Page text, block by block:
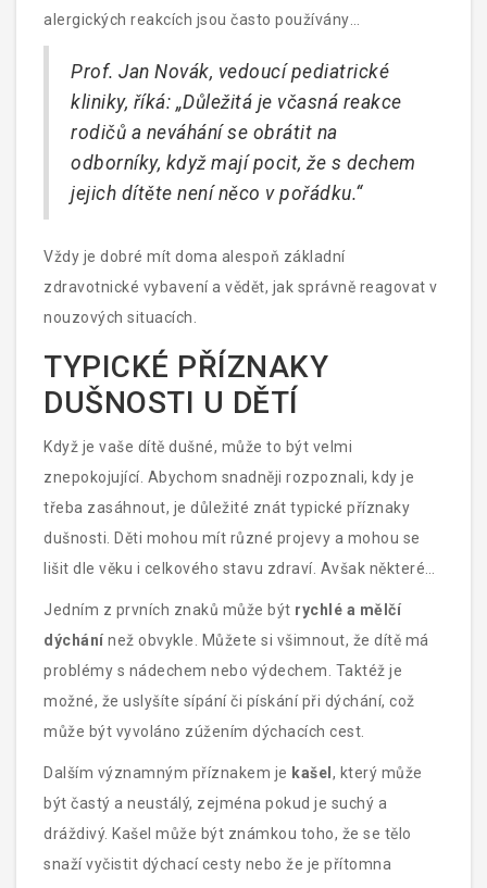
alergických reakcích jsou často používány
antihistaminika nebo adrenalinové injekce v případě
závažných stavů.
Prof. Jan Novák, vedoucí pediatrické
kliniky, říká: „Důležitá je včasná reakce
rodičů a neváhání se obrátit na
odborníky, když mají pocit, že s dechem
jejich dítěte není něco v pořádku.“
Vždy je dobré mít doma alespoň základní
zdravotnické vybavení a vědět, jak správně reagovat v
nouzových situacích.
TYPICKÉ PŘÍZNAKY
DUŠNOSTI U DĚTÍ
Když je vaše dítě dušné, může to být velmi
znepokojující. Abychom snadněji rozpoznali, kdy je
třeba zasáhnout, je důležité znát typické příznaky
dušnosti. Děti mohou mít různé projevy a mohou se
lišit dle věku i celkového stavu zdraví. Avšak některé
symptomy jsou poměrně časté a rozpoznatelné.
Jedním z prvních znaků může být rychlé a mělčí
dýchání než obvykle. Můžete si všimnout, že dítě má
problémy s nádechem nebo výdechem. Taktéž je
možné, že uslyšíte sípání či pískání při dýchání, což
může být vyvoláno zúžením dýchacích cest.
Dalším významným příznakem je kašel , který může
být častý a neustálý, zejména pokud je suchý a
dráždivý. Kašel může být známkou toho, že se tělo
snaží vyčistit dýchací cesty nebo že je přítomna